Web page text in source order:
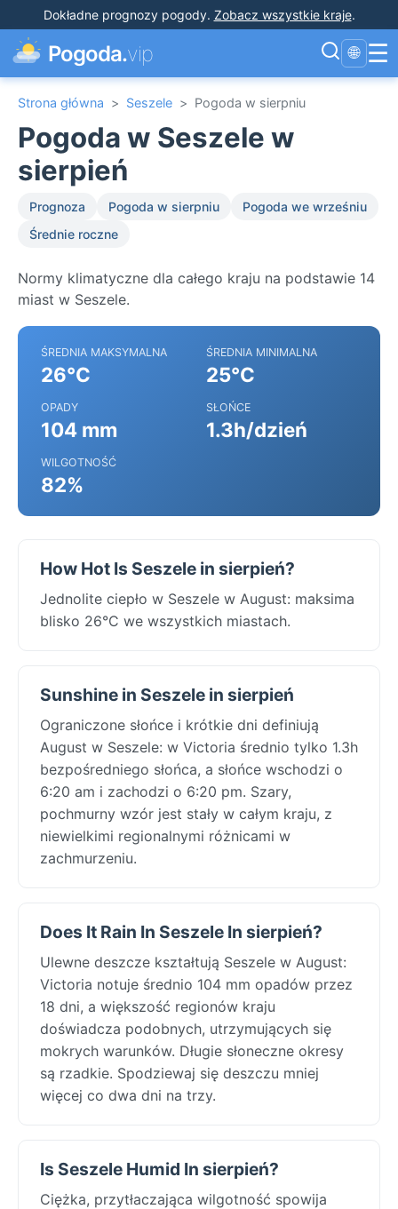
Dokładne prognozy pogody. Zobacz wszystkie kraje.
Pogoda.vip 🌐 ☰
Strona główna > Seszele > Pogoda w sierpniu
Pogoda w Seszele w
sierpień
Prognoza Pogoda w sierpniu
Pogoda we wrześniu
Średnie roczne
Normy klimatyczne dla całego kraju na podstawie 14
miast w Seszele.
ŚREDNIA MAKSYMALNA
26°C
ŚREDNIA MINIMALNA
25°C
OPADY
104 mm
SŁOŃCE
1.3h/dzień
WILGOTNOŚĆ
82%
How Hot Is Seszele in sierpień?
Jednolite ciepło w Seszele w August: maksima
blisko 26°C we wszystkich miastach.
Sunshine in Seszele in sierpień
Ograniczone słońce i krótkie dni definiują
August w Seszele: w Victoria średnio tylko 1.3h
bezpośredniego słońca, a słońce wschodzi o
6:20 am i zachodzi o 6:20 pm. Szary,
pochmurny wzór jest stały w całym kraju, z
niewielkimi regionalnymi różnicami w
zachmurzeniu.
Does It Rain In Seszele In sierpień?
Ulewne deszcze kształtują Seszele w August:
Victoria notuje średnio 104 mm opadów przez
18 dni, a większość regionów kraju
doświadcza podobnych, utrzymujących się
mokrych warunków. Długie słoneczne okresy
są rzadkie. Spodziewaj się deszczu mniej
więcej co dwa dni na trzy.
Is Seszele Humid In sierpień?
Ciężka, przytłaczająca wilgotność spowija